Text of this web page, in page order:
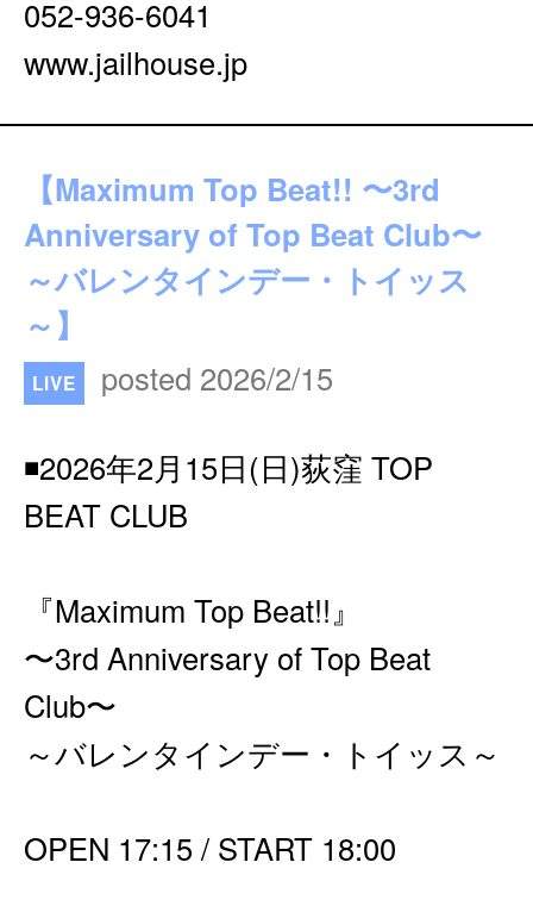
052-936-6041
www.jailhouse.jp
【Maximum Top Beat!! 〜3rd
Anniversary of Top Beat Club〜
～バレンタインデー・トイッス
～】
LIVE posted 2026/2/15
◾️2026年2月15日(日)荻窪 TOP
BEAT CLUB
『Maximum Top Beat!!』
〜3rd Anniversary of Top Beat
Club〜
～バレンタインデー・トイッス～
OPEN 17:15 / START 18:00